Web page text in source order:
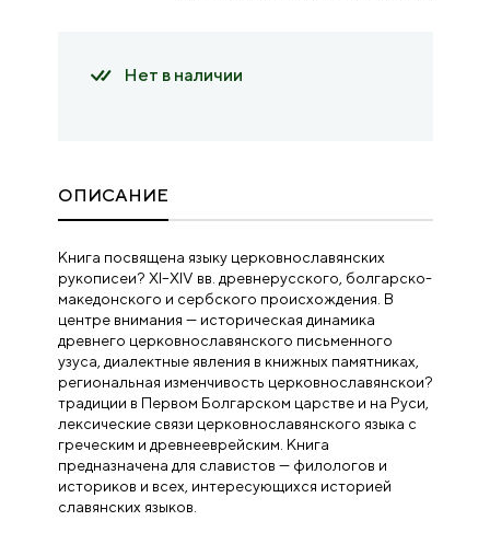
Нет в наличии
ОПИСАНИЕ
Книга посвящена языку церковнославянских
рукописеи? XI–XIV вв. древнерусского, болгарско-
македонского и сербского происхождения. В
центре внимания — историческая динамика
древнего церковнославянского письменного
узуса, диалектные явления в книжных памятниках,
региональная изменчивость церковнославянскои?
традиции в Первом Болгарском царстве и на Руси,
лексические связи церковнославянского языка с
греческим и древнееврейским. Книга
предназначена для славистов — филологов и
историков и всех, интересующихся историей
славянских языков.